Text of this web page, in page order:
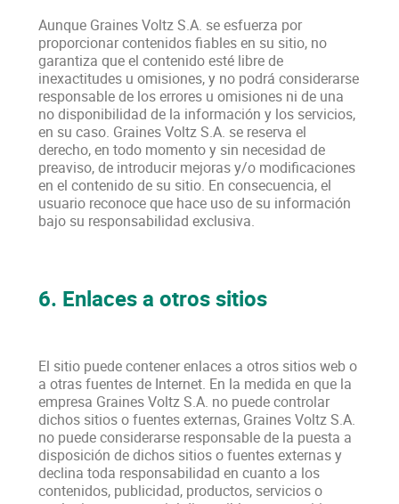
Aunque Graines Voltz S.A. se esfuerza por
proporcionar contenidos fiables en su sitio, no
garantiza que el contenido esté libre de
inexactitudes u omisiones, y no podrá considerarse
responsable de los errores u omisiones ni de una
no disponibilidad de la información y los servicios,
en su caso. Graines Voltz S.A. se reserva el
derecho, en todo momento y sin necesidad de
preaviso, de introducir mejoras y/o modificaciones
en el contenido de su sitio. En consecuencia, el
usuario reconoce que hace uso de su información
bajo su responsabilidad exclusiva.
6. Enlaces a otros sitios
El sitio puede contener enlaces a otros sitios web o
a otras fuentes de Internet. En la medida en que la
empresa Graines Voltz S.A. no puede controlar
dichos sitios o fuentes externas, Graines Voltz S.A.
no puede considerarse responsable de la puesta a
disposición de dichos sitios o fuentes externas y
declina toda responsabilidad en cuanto a los
contenidos, publicidad, productos, servicios o